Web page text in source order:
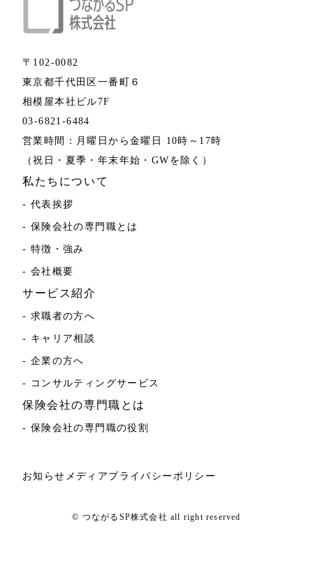
〒102-0082
東京都千代田区一番町６
相模屋本社ビル7F
03-6821-6484
営業時間：月曜日から金曜日 10時～17時
（祝日・夏季・年末年始・GWを除く）
私たちについて
- 代表挨拶
- 保険会社の専門職とは
- 特徴・強み
- 会社概要
サービス紹介
- 求職者の方へ
- キャリア相談
- 企業の方へ
- コンサルティングサービス
保険会社の専門職とは
- 保険会社の専門職の役割
お知らせ メディア プライバシーポリシー
© つながるSP株式会社 all right reserved